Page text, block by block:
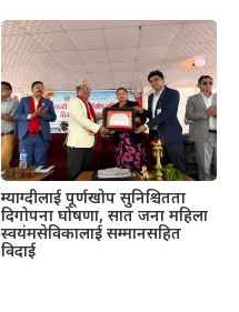
म्याग्दीलाई पूर्णखोप सुनिश्चितता
दिगोपना घोषणा, सात जना महिला
स्वयंमसेविकालाई सम्मानसहित
विदाई